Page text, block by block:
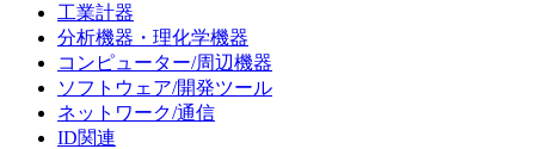
工業計器
分析機器・理化学機器
コンピューター/周辺機器
ソフトウェア/開発ツール
ネットワーク/通信
ID関連